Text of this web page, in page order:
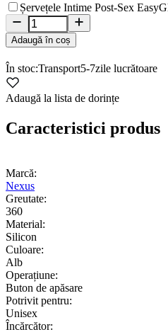
Șervețele Intime Post-Sex
Adaugă în coș
În stoc:Transport5-7zile lucrătoare
Adaugă la lista de dorințe
Caracteristici produs
Marcă:
Nexus
Greutate:
360
Material:
Silicon
Culoare:
Alb
Operațiune:
Buton de apăsare
Potrivit pentru:
Unisex
Încărcător: